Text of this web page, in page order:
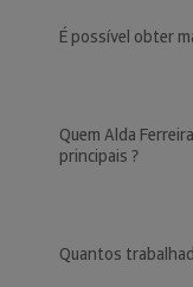
É possível obter
Quem Alda
principais ?
Quantos